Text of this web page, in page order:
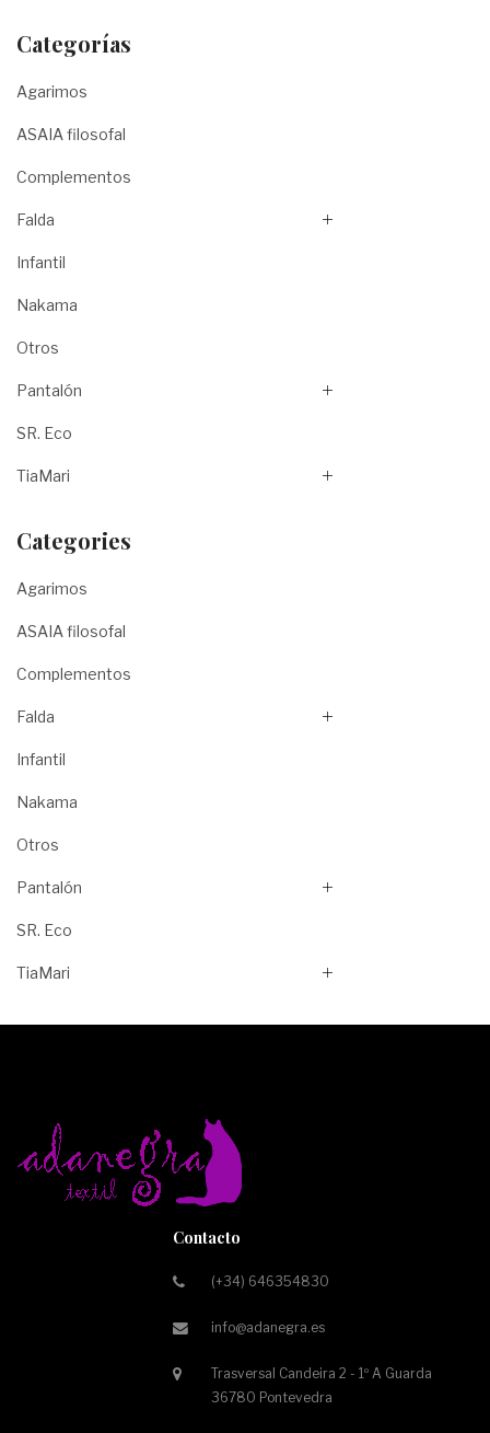
Categorías
Agarimos
ASAIA filosofal
Complementos
Falda
Infantil
Nakama
Otros
Pantalón
SR. Eco
TiaMari
Categories
Agarimos
ASAIA filosofal
Complementos
Falda
Infantil
Nakama
Otros
Pantalón
SR. Eco
TiaMari
Contacto
(+34) 646354830
info@adanegra.es
Trasversal Candeira 2 - 1º A Guarda
36780 Pontevedra